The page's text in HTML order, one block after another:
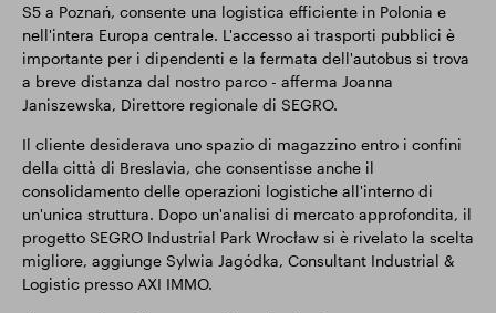
S5 a Poznań, consente una logistica efficiente in Polonia e
nell'intera Europa centrale. L'accesso ai trasporti pubblici è
importante per i dipendenti e la fermata dell'autobus si trova
a breve distanza dal nostro parco - afferma Joanna
Janiszewska, Direttore regionale di SEGRO.
Il cliente desiderava uno spazio di magazzino entro i confini
della città di Breslavia, che consentisse anche il
consolidamento delle operazioni logistiche all'interno di
un'unica struttura. Dopo un'analisi di mercato approfondita, il
progetto SEGRO Industrial Park Wrocław si è rivelato la scelta
migliore, aggiunge Sylwia Jagódka, Consultant Industrial &
Logistic presso AXI IMMO.